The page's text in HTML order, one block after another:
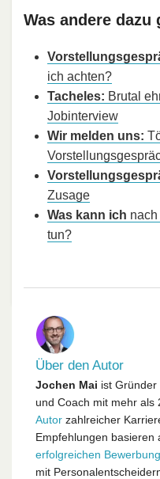
Was andere dazu
ich achten?
Tacheles: Brutal
Jobinterview
Wir melden uns:
Zusage
Was kann ich
tun?
Über den Autor
Jochen Mai ist
und Coach mit mehr als
Autor zahlreicher
Empfehlungen basieren
erfolgreichen
mit